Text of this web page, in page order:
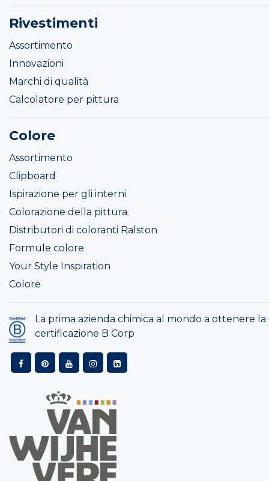
Rivestimenti
Assortimento
Innovazioni
Marchi di qualità
Calcolatore per pittura
Colore
Assortimento
Clipboard
Ispirazione per gli interni
Colorazione della pittura
Distributori di coloranti Ralston
Formule colore
Your Style Inspiration
Colore
La prima azienda chimica al mondo a ottenere la
certificazione B Corp